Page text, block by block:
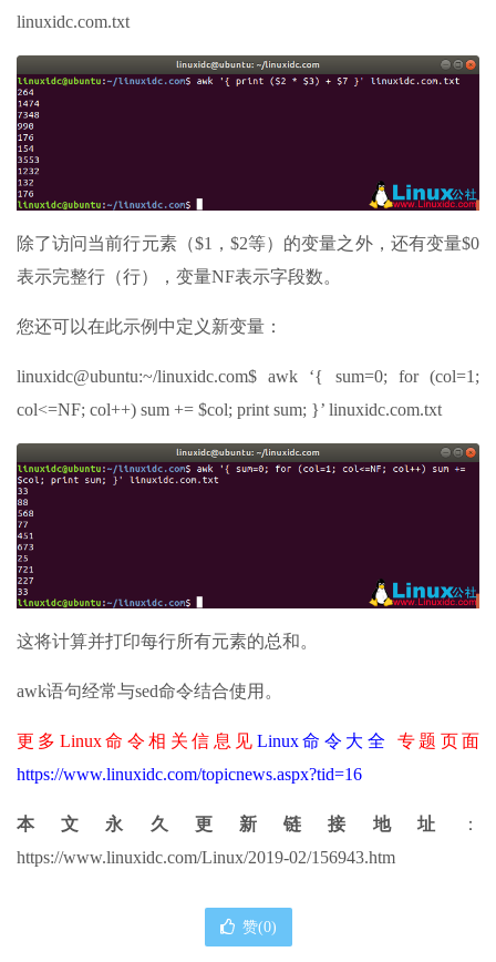
linuxidc.com.txt
除了访问当前行元素（$1，$2等）的变量之外，还有变量$0
表示完整行（行），变量NF表示字段数。
您还可以在此示例中定义新变量：
linuxidc@ubuntu:~/linuxidc.com$ awk ‘{ sum=0; for (col=1;
col<=NF; col++) sum += $col; print sum; }’ linuxidc.com.txt
这将计算并打印每行所有元素的总和。
awk语句经常与sed命令结合使用。
更多Linux命令相关信息见 Linux命令大全
专题页面
https://www.linuxidc.com/topicnews.aspx?tid=16
本文永久更新链接地址
：
https://www.linuxidc.com/Linux/2019-02/156943.htm
赞(0)